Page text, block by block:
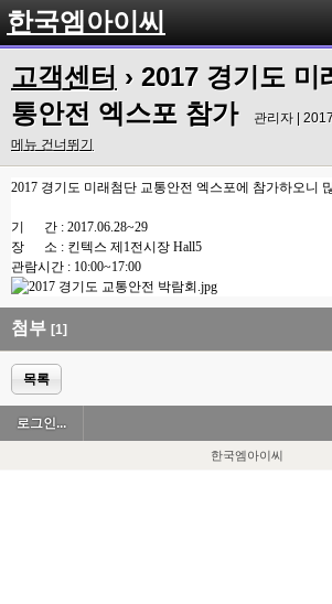
한국엠아이씨
고객센터 › 2017 경기도 미
통안전 엑스포 참가
관리자 |
메뉴 건너뛰기
2017 경기도 미래첨단 교통안전 엑스포에 참가하오니
기 간 : 2017.06.28~29
장 소 : 킨텍스 제1전시장 Hall5
관람시간 : 10:00~17:00
첨부 [1]
목록
로그인...
한국엠아이씨